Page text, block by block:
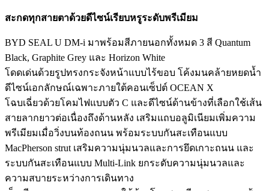
สะกดทุกสายตาด้วยดีไซน์เรียบหรูระดับพรีเมียม
BYD SEAL U DM-i มาพร้อมสีภายนอกทั้งหมด 3 สี Quantum
Black, Graphite Grey และ Horizon White
โดดเด่นด้วยรูปทรงกระจังหน้าแบบไร้ขอบ โค้งมนคล้ายหยดน้ำ
ดีไซน์เอกลักษณ์เฉพาะภายใต้คอนเซ็ปต์ OCEAN X
โฉบเฉี่ยวด้วยโคมไฟแบบตัว C และดีไซน์ด้านข้างที่เลือกใช้เส้น
สายลากยาวต่อเนื่องถึงด้านหลัง เสริมแถบอลูมิเนียมเพิ่มความ
พรีเมียมเมื่อวิ่งบนท้องถนน​ พร้อมระบบกันสะเทือนแบบ
MacPherson strut เสริมความนุ่มนวลและการยึดเกาะถนน และ
ระบบกันสะเทือนแบบ Multi-Link ยกระดับความนุ่มนวลและ
ความสบายระหว่างการเดินทาง